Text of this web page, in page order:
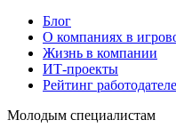
Блог
О компаниях в
Жизнь в компании
ИТ-проекты
Рейтинг
Молодым специалистам